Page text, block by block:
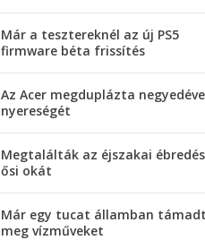
Már a tesztereknél az új PS5
firmware béta frissítés
Az Acer megduplázta
nyereségét
Megtalálták az éjszakai ébredés
ősi okát
Már egy tucat államban
meg vízműveket